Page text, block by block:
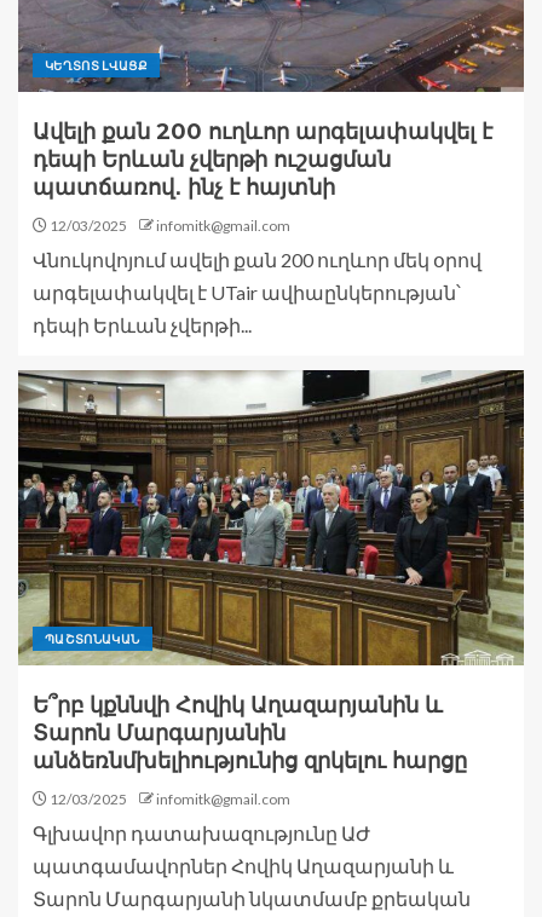
ԿԵՂՏՈՏ ԼՎԱՑՔ
Ավելի քան 200 ուղևոր արգելափակվել է
դեպի Երևան չվերթի ուշացման
պատճառով․ ինչ է հայտնի
12/03/2025 infomitk@gmail.com
Վնուկովոյում ավելի քան 200 ուղևոր մեկ օրով
արգելափակվել է UTair ավիաընկերության՝
դեպի Երևան չվերթի...
ՊԱՇՏՈՆԱԿԱՆ
Ե՞րբ կքննվի Հովիկ Աղազարյանին և
Տարոն Մարգարյանին
անձեռնմխելիությունից զրկելու հարցը
12/03/2025 infomitk@gmail.com
Գլխավոր դատախազությունը ԱԺ
պատգամավորներ Հովիկ Աղազարյանի և
Տարոն Մարգարյանի նկատմամբ քրեական